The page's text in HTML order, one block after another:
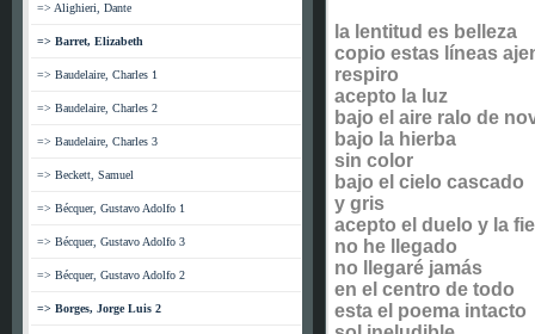
=> Alighieri, Dante
=> Barret, Elizabeth
=> Baudelaire, Charles 1
=> Baudelaire, Charles 2
=> Baudelaire, Charles 3
=> Beckett, Samuel
=> Bécquer, Gustavo Adolfo 1
=> Bécquer, Gustavo Adolfo 3
=> Bécquer, Gustavo Adolfo 2
=> Borges, Jorge Luis 2
la lentitud es belleza
copio estas líneas
respiro
acepto la luz
bajo el aire ralo de
bajo la hierba
sin color
bajo el cielo cascado
y gris
acepto el duelo y la
no he llegado
no llegaré jamás
en el centro de todo
esta el poema intacto